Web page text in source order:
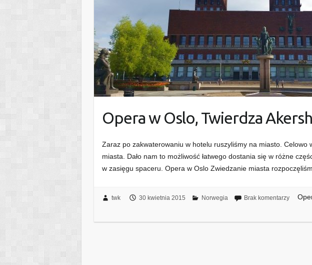
Opera w Oslo, Twierdza
Zaraz po zakwaterowaniu w hotelu ruszyliśmy na miasto. Celowo
miasta. Dało nam to możliwość łatwego dostania się w różne
w zasięgu spaceru. Opera w Oslo Zwiedzanie miasta
twk 30 kwietnia 2015 Norwegia Brak komentarzy